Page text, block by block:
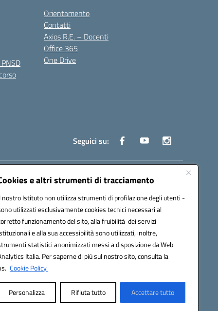
e altri strumenti di tracciamento
nostro Istituto non utilizza strumenti di profilazione degli utenti -
utilizzati esclusivamente cookies tecnici necessari al
funzionamento del sito, alla fruibilità dei servizi
e alla sua accessibilità sono utilizzati, inoltre,
statistici anonimizzati messi a disposizione da Web
Italia. Per saperne di più sul nostro sito, consulta la
Cookie Policy.
Personalizza Rifiuta tutto Accettare tutto
Orientamento
Contatti
Axios R.E. – Docenti
Office 365
One Drive
Seguici su:
ufficio: UFOYYV | C.Fisc: 93056740637